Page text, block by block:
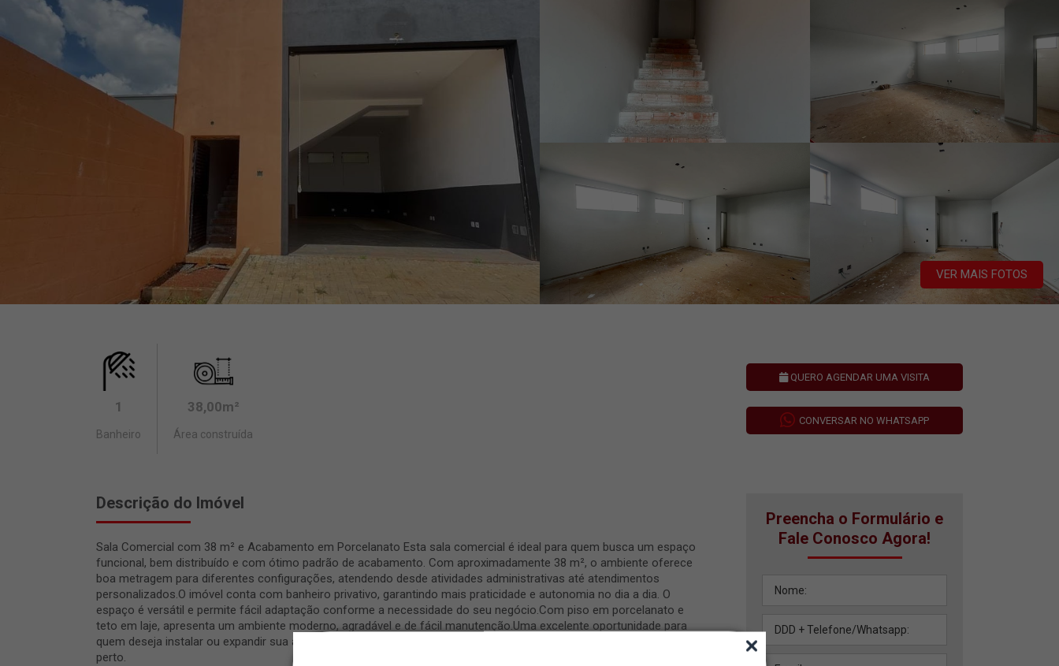
VER MAIS FOTOS
1
Banheiro
38,00m²
Área construída
QUERO AGENDAR UMA VISITA
CONVERSAR NO WHATSAPP
Descrição do Imóvel
Sala Comercial com 38 m² e Acabamento em Porcelanato Esta sala comercial é ideal para quem busca um espaço
funcional, bem distribuído e com ótimo padrão de acabamento. Com aproximadamente 38 m², o ambiente oferece
boa metragem para diferentes configurações, atendendo desde atividades administrativas até atendimentos
personalizados.O imóvel conta com banheiro privativo, garantindo mais praticidade e autonomia no dia a dia. O
espaço é versátil e permite fácil adaptação conforme a necessidade do seu negócio.Com piso em porcelanato e
teto em laje, apresenta um ambiente moderno, agradável e de fácil manutenção.Uma excelente oportunidade para
quem deseja instalar ou expandir sua atividade em um espaço bem estruturado. Agende sua visita e conheça de
perto.
Preencha o Formulário e
Fale Conosco Agora!